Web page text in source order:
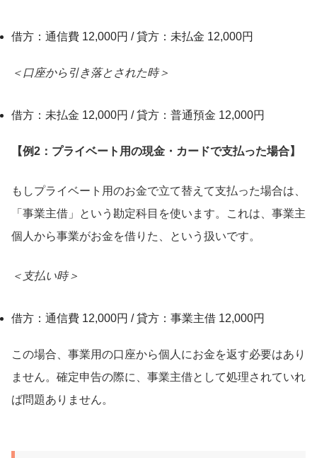
借方：通信費 12,000円 / 貸方：未払金 12,000円
＜口座から引き落とされた時＞
借方：未払金 12,000円 / 貸方：普通預金 12,000円
【例2：プライベート用の現金・カードで支払った場合】
もしプライベート用のお金で立て替えて支払った場合は、
「事業主借」という勘定科目を使います。これは、事業主
個人から事業がお金を借りた、という扱いです。
＜支払い時＞
借方：通信費 12,000円 / 貸方：事業主借 12,000円
この場合、事業用の口座から個人にお金を返す必要はあり
ません。確定申告の際に、事業主借として処理されていれ
ば問題ありません。